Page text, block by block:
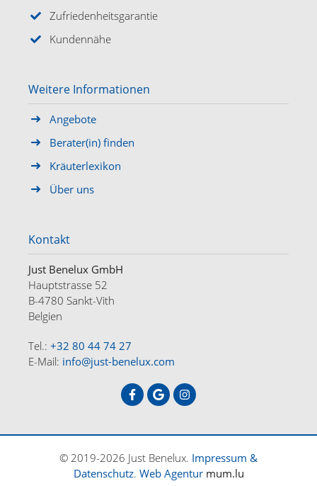
ANGEBOTE ÜBER UNS
DE FR NL
Zufriedenheitsgarantie
Kundennähe
Weitere Informationen
Angebote
Berater(in) finden
Kräuterlexikon
Über uns
Kontakt
Just Benelux GmbH
Hauptstrasse 52
B-4780 Sankt-Vith
Belgien
Tel.: +32 80 44 74 27
E-Mail: info@just-benelux.com
© 2019-2026 Just Benelux. Impressum &
Datenschutz. Web Agentur mum.lu